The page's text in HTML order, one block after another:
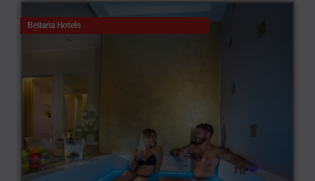
Bellaria Hotels